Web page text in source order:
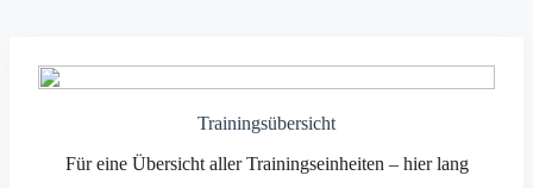
Trainingsübersicht
Für eine Übersicht aller Trainingseinheiten – hier lang